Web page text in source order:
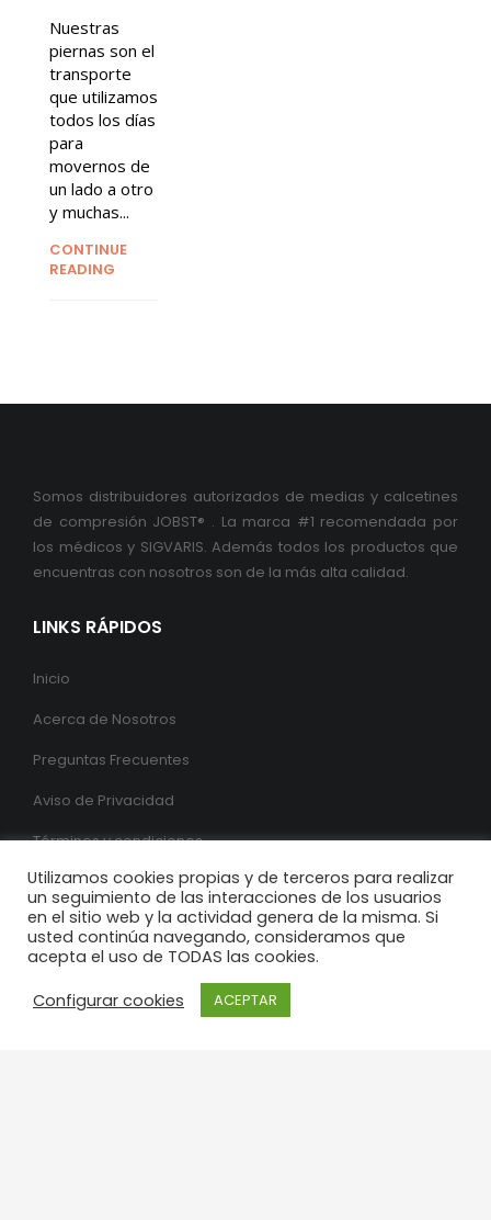
Nuestras
piernas son el
transporte
que utilizamos
todos los días
para
movernos de
un lado a otro
y muchas...
CONTINUE
READING
Somos distribuidores autorizados de medias y calcetines
de compresión JOBST® . La marca #1 recomendada por
los médicos y SIGVARIS. Además todos los productos que
encuentras con nosotros son de la más alta calidad.
LINKS RÁPIDOS
Inicio
Acerca de Nosotros
Preguntas Frecuentes
Aviso de Privacidad
Términos y condiciones
Contacto
SÍGUENOS
¿Quieres conocer nuestros descuentos y promociones?
Síguenos en nuestras redes sociales, además únete a
Utilizamos cookies propias y de terceros para realizar
un seguimiento de las interacciones de los usuarios
en el sitio web y la actividad genera de la misma. Si
usted continúa navegando, consideramos que
acepta el uso de TODAS las cookies.
Configurar cookies
ACEPTAR